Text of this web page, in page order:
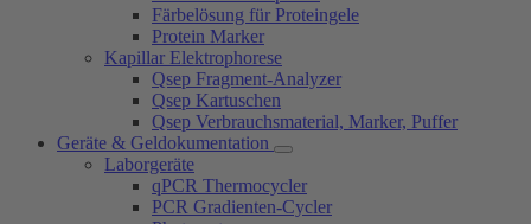
Färbelösung für Proteingele
Protein Marker
Kapillar Elektrophorese
Qsep Fragment-Analyzer
Qsep Kartuschen
Qsep Verbrauchsmaterial, Marker, Puffer
Geräte & Geldokumentation
Laborgeräte
qPCR Thermocycler
PCR Gradienten-Cycler